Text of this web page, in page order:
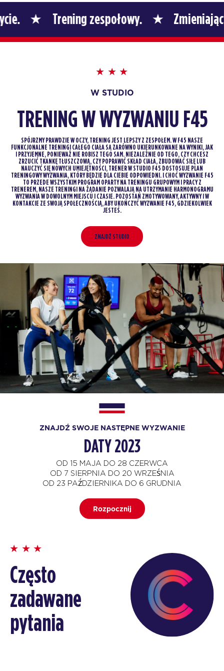
zespołowy. Zmieniający życie.
W STUDIO
TRENING W WYZWANIU F45
SPÓJRZMY PRAWDZIE W OCZY, TRENING JEST LEPSZY Z ZESPOŁEM. W F45 NASZE
FUNKCJONALNE TRENINGI CAŁEGO CIAŁA SĄ ZARÓWNO UKIERUNKOWANE NA WYNIKI, JAK
I PRZYJEMNE, PONIEWAŻ NIE ROBISZ TEGO SAM. NIEZALEŻNIE OD TEGO, CZY CHCESZ
ZRZUCIĆ TKANKĘ TŁUSZCZOWĄ, CZY POPRAWIĆ SKŁAD CIAŁA, ZBUDOWAĆ SIŁĘ LUB
NAUCZYĆ SIĘ NOWYCH UMIEJĘTNOŚCI, TRENER W STUDIO F45 DOSTOSUJE PLAN
TRENINGOWY WYZWANIA, KTÓRY BĘDZIE DLA CIEBIE ODPOWIEDNI. I CHOĆ WYZWANIE F45
TO PRZEDE WSZYSTKIM PROGRAM OPARTY NA TRENINGU GRUPOWYM I PRACY Z
TRENEREM, NASZE TRENINGI NA ŻĄDANIE POZWALAJĄ NA UTRZYMANIE HARMONOGRAMU
WYZWANIA W DOWOLNYM MIEJSCU I CZASIE. POZOSTAŃ ZMOTYWOWANY, AKTYWNY I W
KONTAKCIE ZE SWOJĄ SPOŁECZNOŚCIĄ, ABY UKOŃCZYĆ WYZWANIE F45, GDZIEKOLWIEK
JESTEŚ.
ZNAJDŹ STUDIO
ZNAJDŹ SWOJE NASTĘPNE WYZWANIE
DATY 2023
OD 15 MAJA DO 28 CZERWCA
OD 7 SIERPNIA DO 20 WRZEŚNIA
OD 23 PAŹDZIERNIKA DO 6 GRUDNIA
Rozpocznij
Często
zadawane
pytania